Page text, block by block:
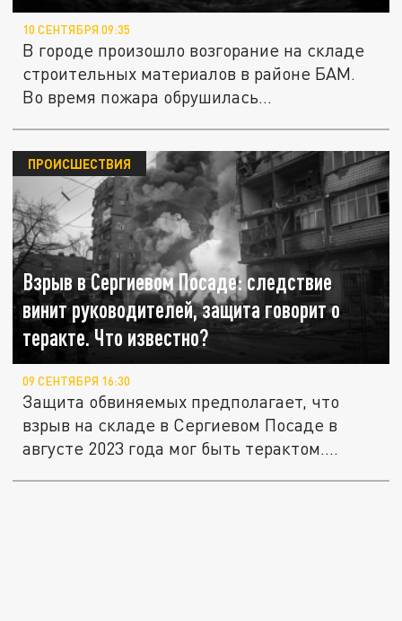
10 СЕНТЯБРЯ 09:35
В городе произошло возгорание на складе
строительных материалов в районе БАМ.
Во время пожара обрушилась...
Взрыв в Сергиевом Посаде: следствие
винит руководителей, защита говорит о
теракте. Что известно?
ПРОИСШЕСТВИЯ
09 СЕНТЯБРЯ 16:30
Защита обвиняемых предполагает, что
взрыв на складе в Сергиевом Посаде в
августе 2023 года мог быть терактом....